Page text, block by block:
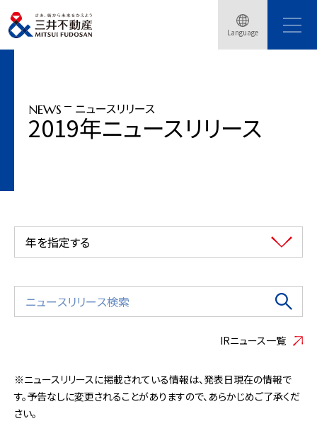
Language
トップページ ニュースリリース
「（仮称）京都二条ホテルプロジェクト」2020年夏開業
NEWS ニュースリリース
2019年ニュースリリース
年を指定する
IRニュース一覧
※ニュースリリースに掲載されている情報は、発表日現在の情報で
す。予告なしに変更されることがありますので、あらかじめご了承くだ
さい。